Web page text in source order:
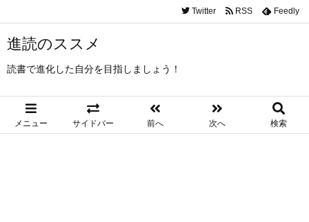
進読のススメ
読書で進化した自分を目指しましょう！
メニュー サイドバー 前へ 次へ 検索
Twitter RSS Feedly